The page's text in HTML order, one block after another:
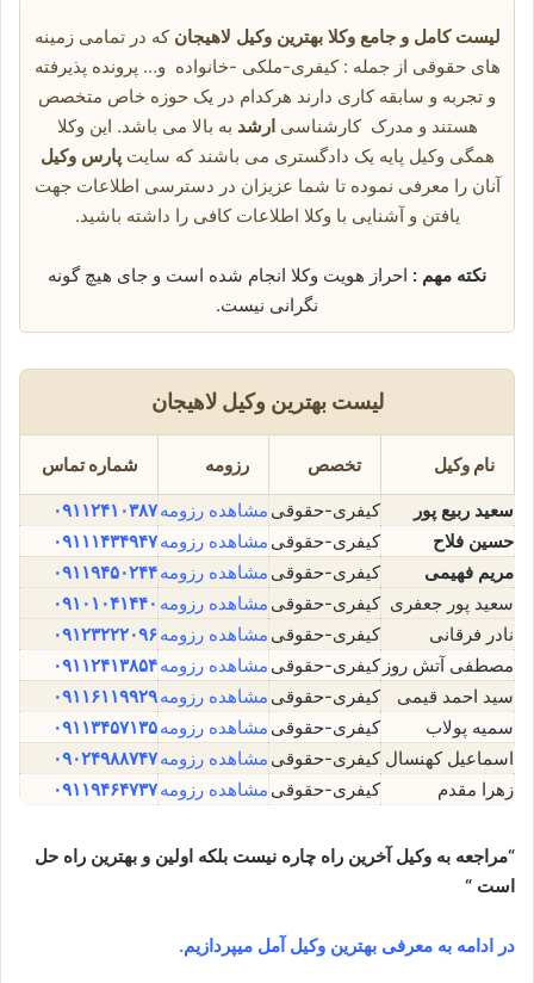
لیست کامل و جامع وکلا بهترین وکیل لاهیجانکه در تمامی زمینه
های حقوقی از جمله : کیفری-ملکی -خانواده و… پرونده پذیرفته
و تجربه و سابقه کاری دارند هرکدام در یک حوزه خاص متخصص
هستند و مدرک کارشناسی ارشد به بالا می باشد. این وکلا
همگی وکیل پایه یک دادگستری می باشند که سایت پارس وکیل
آنان را معرفی نموده تا شما عزیزان در دسترسی اطلاعات جهت
یافتن و آشنایی با وکلا اطلاعات کافی را داشته باشید.
نکته مهم : احراز هویت وکلا انجام شده است و جای هیچ گونه
نگرانی نیست.
لیست بهترین وکیل لاهیجان
نام وکیل تخصص رزومه
شماره تماس
سعید ربیع پور
کیفری-حقوقی مشاهده رزومه۰۹۱۱۲۴۱۰۳۸۷
حسین فلاح
کیفری-حقوقی مشاهده رزومه۰۹۱۱۱۴۳۴۹۴۷
مریم فهیمی
کیفری-حقوقی مشاهده رزومه۰۹۱۱۹۴۵۰۲۴۴
سعید پور جعفری کیفری-حقوقی مشاهده رزومه ۰۹۱۰۱۰۴۱۴۴۰
نادر فرقانی
کیفری-حقوقی مشاهده رزومه۰۹۱۲۳۲۲۲۰۹۶
مصطفی آتش روز کیفری-حقوقی مشاهده رزومه۰۹۱۱۲۴۱۳۸۵۴
سید احمد قیمی
کیفری-حقوقی مشاهده رزومه۰۹۱۱۶۱۱۹۹۲۹
سمیه پولاب
کیفری-حقوقی مشاهده رزومه۰۹۱۱۳۴۵۷۱۳۵
اسماعیل کهنسال کیفری-حقوقی مشاهده رزومه۰۹۰۲۴۹۸۸۷۴۷
زهرا مقدم
کیفری-حقوقی مشاهده رزومه۰۹۱۱۹۴۶۴۷۳۷
“مراجعه به وکیل آخرین راه چاره نیست بلکه اولین و بهترین راه حل
است “
در ادامه به معرفی بهترین وکیل آمل میپردازیم.